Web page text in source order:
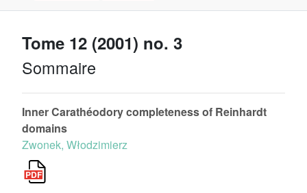
Tome 12 (2001) no. 3
Sommaire
Inner Carathéodory completeness of Reinhardt
domains
Zwonek, Włodzimierz